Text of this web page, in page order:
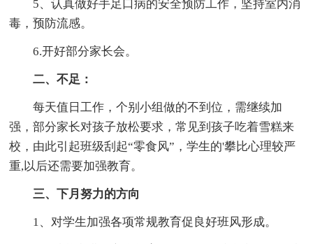
5、认真做好手足口病的安全预防工作，坚持室内消
毒，预防流感。
6.开好部分家长会。
二、不足：
每天值日工作，个别小组做的不到位，需继续加
强，部分家长对孩子放松要求，常见到孩子吃着雪糕来
校，由此引起班级刮起“零食风”，学生的'攀比心理较严
重,以后还需要加强教育。
三、下月努力的方向
1、对学生加强各项常规教育促良好班风形成。